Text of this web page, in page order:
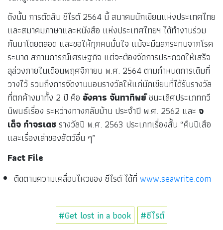
ดังนั้น การตัดสิน ซีไรต์ 2564 นี้ สมาคมนักเขียนแห่งประเทศไทย
และสมาคมภาษาและหนังสือ แห่งประเทศไทยฯ ได้ทำงานร่วม
กันมาโดยตลอด และขอให้ทุกคนมั่นใจ แม้จะมีผลกระทบจากโรค
ระบาด สถานการณ์เศรษฐกิจ แต่จะต้องจัดการประกวดให้เสร็จ
ลุล่วงภายในเดือนพฤศจิกายน พ.ศ. 2564 ตามกำหนดการเดิมที่
วางไว้ รวมถึงการจัดงานมอบรางวัลให้แก่นักเขียนที่ได้รับรางวัล
ที่ตกค้างมาทั้ง 2 ปี คือ อังคาร จันทาทิพย์ชนะเลิศประเภทกวี
นิพนธ์เรื่อง ระหว่างทางกลับบ้าน ประจำปี พ.ศ. 2562 และ จ
เด็จ กำจรเดช รางวัลปี พ.ศ. 2563 ประเภทเรื่องสั้น “คืนปีเสือ
และเรื่องเล่าของสัตว์อื่น ๆ”
Fact File
ติดตามความเคลื่อนไหวของ ซีไรต์ ได้ที่ www.seawrite.com
#Get lost in a book #ซีไรต์